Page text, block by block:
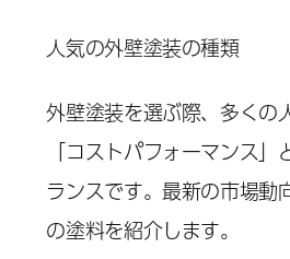
人気の外壁塗装の種類
外壁塗装を選ぶ際、多くの
「コストパフォーマンス
ランスです。最新の市場動
の塗料を紹介します。